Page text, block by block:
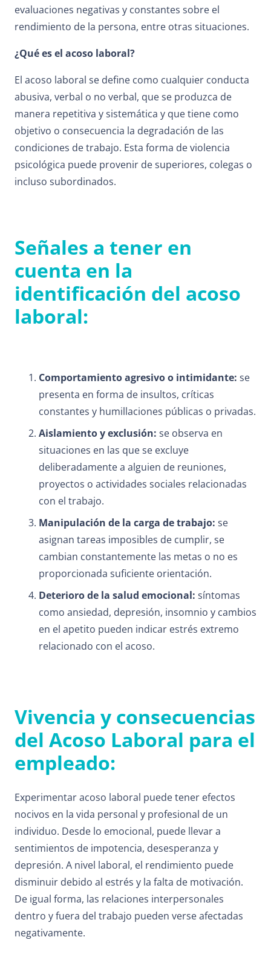
evaluaciones negativas y constantes sobre el
rendimiento de la persona, entre otras situaciones.
¿Qué es el acoso laboral?
El acoso laboral se define como cualquier conducta
abusiva, verbal o no verbal, que se produzca de
manera repetitiva y sistemática y que tiene como
objetivo o consecuencia la degradación de las
condiciones de trabajo. Esta forma de violencia
psicológica puede provenir de superiores, colegas o
incluso subordinados.
Señales a tener en
cuenta en la
identificación del acoso
laboral:
Comportamiento agresivo o intimidante: se
presenta en forma de insultos, críticas
constantes y humillaciones públicas o privadas.
Aislamiento y exclusión: se observa en
situaciones en las que se excluye
deliberadamente a alguien de reuniones,
proyectos o actividades sociales relacionadas
con el trabajo.
Manipulación de la carga de trabajo: se
asignan tareas imposibles de cumplir, se
cambian constantemente las metas o no es
proporcionada suficiente orientación.
Deterioro de la salud emocional: síntomas
como ansiedad, depresión, insomnio y cambios
en el apetito pueden indicar estrés extremo
relacionado con el acoso.
Vivencia y consecuencias
del Acoso Laboral para el
empleado:
Experimentar acoso laboral puede tener efectos
nocivos en la vida personal y profesional de un
individuo. Desde lo emocional, puede llevar a
sentimientos de impotencia, desesperanza y
depresión. A nivel laboral, el rendimiento puede
disminuir debido al estrés y la falta de motivación.
De igual forma, las relaciones interpersonales
dentro y fuera del trabajo pueden verse afectadas
negativamente.